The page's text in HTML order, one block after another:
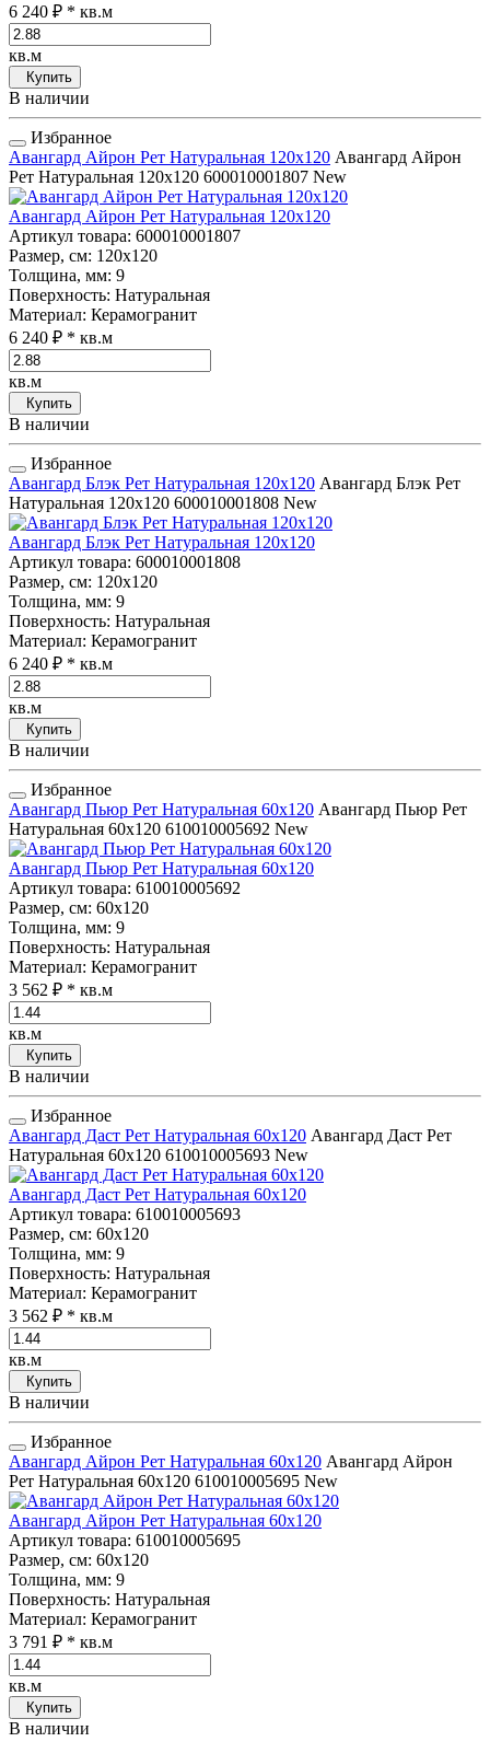
6 240 ₽ * кв.м
кв.м
Купить
В наличии
Избранное
Авангард Айрон Рет Натуральная 120x120 Авангард Айрон
Рет Натуральная 120x120 600010001807 New
Авангард Айрон Рет Натуральная 120x120
Артикул товара: 600010001807
Размер, см: 120x120
Толщина, мм: 9
Поверхность: Натуральная
Материал: Керамогранит
6 240 ₽ * кв.м
кв.м
Купить
В наличии
Избранное
Авангард Блэк Рет Натуральная 120x120 Авангард Блэк Рет
Натуральная 120x120 600010001808 New
Авангард Блэк Рет Натуральная 120x120
Артикул товара: 600010001808
Размер, см: 120x120
Толщина, мм: 9
Поверхность: Натуральная
Материал: Керамогранит
6 240 ₽ * кв.м
кв.м
Купить
В наличии
Избранное
Авангард Пьюр Рет Натуральная 60x120 Авангард Пьюр Рет
Натуральная 60x120 610010005692 New
Авангард Пьюр Рет Натуральная 60x120
Артикул товара: 610010005692
Размер, см: 60x120
Толщина, мм: 9
Поверхность: Натуральная
Материал: Керамогранит
3 562 ₽ * кв.м
кв.м
Купить
В наличии
Избранное
Авангард Даст Рет Натуральная 60x120 Авангард Даст Рет
Натуральная 60x120 610010005693 New
Авангард Даст Рет Натуральная 60x120
Артикул товара: 610010005693
Размер, см: 60x120
Толщина, мм: 9
Поверхность: Натуральная
Материал: Керамогранит
3 562 ₽ * кв.м
кв.м
Купить
В наличии
Избранное
Авангард Айрон Рет Натуральная 60x120 Авангард Айрон
Рет Натуральная 60x120 610010005695 New
Авангард Айрон Рет Натуральная 60x120
Артикул товара: 610010005695
Размер, см: 60x120
Толщина, мм: 9
Поверхность: Натуральная
Материал: Керамогранит
3 791 ₽ * кв.м
кв.м
Купить
В наличии